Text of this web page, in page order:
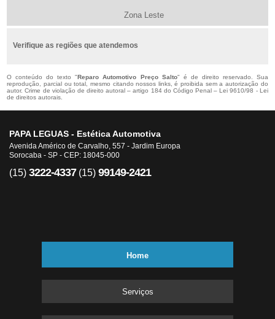
Zona Leste
Verifique as regiões que atendemos
O conteúdo do texto " Reparo Automotivo Preço Salto" é de direito reservado. Sua
reprodução, parcial ou total, mesmo citando nossos links, é proibida sem a autorização do
autor. Crime de violação de direito autoral – artigo 184 do Código Penal – Lei 9610/98 - Lei
de direitos autorais.
PAPA LEGUAS - Estética Automotiva
Avenida Américo de Carvalho, 557 - Jardim Europa
Sorocaba - SP - CEP: 18045-000
(15) 3222-4337 (15) 99149-2421
Home
Serviços